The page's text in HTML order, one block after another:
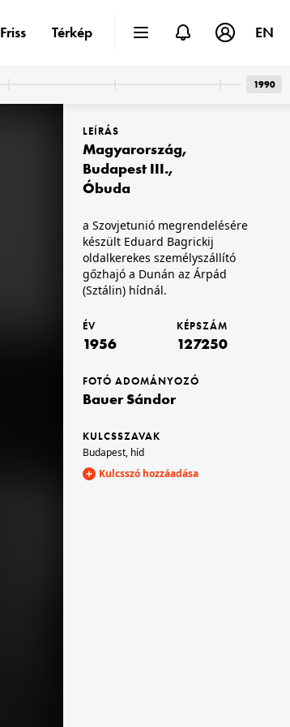
LEÍRÁS
Magyarország,
Budapest III.,
Óbuda
a Szovjetunió megrendelésére
készült Eduard Bagrickij
oldalkerekes személyszállító
gőzhajó a Dunán az Árpád
(Sztálin) hídnál.
ÉV
1956
KÉPSZÁM
127250
FOTÓ ADOMÁNYOZÓ
Bauer Sándor
KULCSSZAVAK
Budapest, híd
Kulcsszó hozzáadása
Friss Térkép EN
1990